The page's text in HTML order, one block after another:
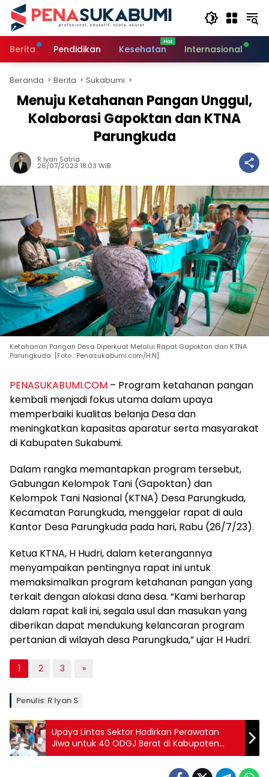
Langsung
konten
Berita
Pendidikan Kesehatan Internasional
Beranda Berita Sukabumi
Menuju Ketahanan Pangan Unggul,
Kolaborasi Gapoktan dan KTNA
Parungkuda
R Iyan Satria
26/07/2023 18:03 WIB
Ketahanan Pangan Desa Diperkuat Melalui Rapat Gapoktan dan KTNA
Parungkuda. [Foto : Penasukabumi.com/H.N].
PENASUKABUMI.COM – Program ketahanan pangan
kembali menjadi fokus utama dalam upaya
memperbaiki kualitas belanja Desa dan
meningkatkan kapasitas aparatur serta masyarakat
di Kabupaten Sukabumi.
Dalam rangka memantapkan program tersebut,
Gabungan Kelompok Tani (Gapoktan) dan
Kelompok Tani Nasional (KTNA) Desa Parungkuda,
Kecamatan Parungkuda, menggelar rapat di aula
Kantor Desa Parungkuda pada hari, Rabu (26/7/23).
Ketua KTNA, H Hudri, dalam keterangannya
menyampaikan pentingnya rapat ini untuk
memaksimalkan program ketahanan pangan yang
terkait dengan alokasi dana desa. “Kami berharap
dalam rapat kali ini, segala usul dan masukan yang
diberikan dapat mendukung kelancaran program
pertanian di wilayah desa Parungkuda,” ujar H Hudri.
1 2 3 »
Penulis: R Iyan S
Upaya Lintas Sektor Hadirkan Perawatan
Jiwa untuk 40 ODGJ Berat di Kabupaten
Sukabumi